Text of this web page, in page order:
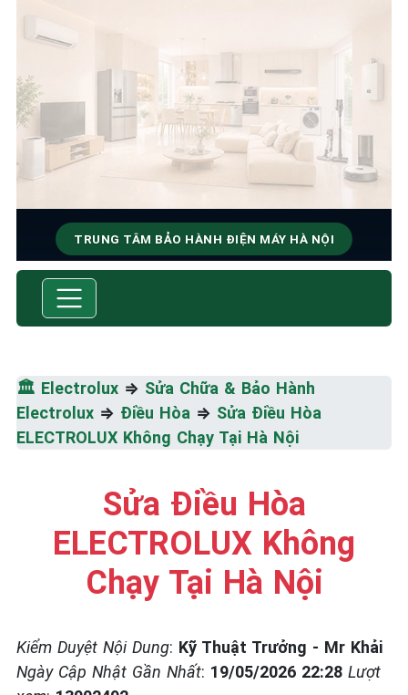
TRUNG TÂM BẢO HÀNH ĐIỆN MÁY HÀ NỘI
SỬA CHỮA & BẢO HÀNH
☎️ 09.86.85.89.22
🏛️ Electrolux ⇒ Sửa Chữa & Bảo Hành
Electrolux ⇒ Điều Hòa ⇒ Sửa Điều Hòa
ELECTROLUX Không Chạy Tại Hà Nội
Sửa Điều Hòa
ELECTROLUX Không
Chạy Tại Hà Nội
Kiểm Duyệt Nội Dung: Kỹ Thuật Trưởng - Mr Khải
Ngày Cập Nhật Gần Nhất: 19/05/2026 22:28 Lượt